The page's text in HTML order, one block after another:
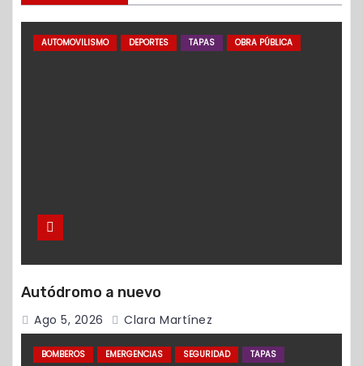
AUTOMOVILISMO DEPORTES TAPAS OBRA PÚBLICA
Autódromo a nuevo
Ago 5, 2026 Clara Martínez
BOMBEROS EMERGENCIAS SEGURIDAD TAPAS